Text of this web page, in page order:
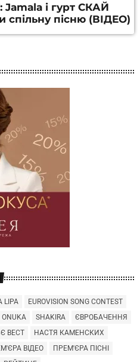
Jamala і гурт СКАЙ
спільну пісню (ВІДЕО)
LIPA
EUROVISION SONG CONTEST
ONUKA SHAKIRA
ЄВРОБАЧЕННЯ
ВЕСТ
НАСТЯ КАМЕНСКИХ
ВІДЕО
ПРЕМ'ЄРА ПІСНІ